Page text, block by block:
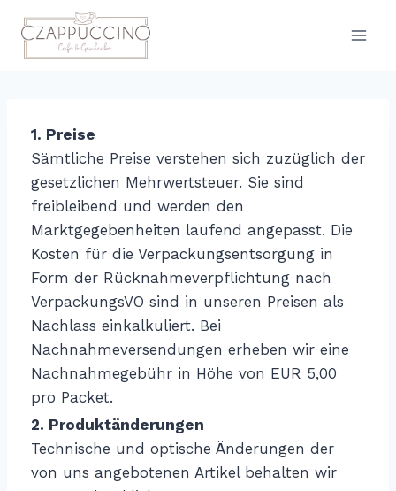
Inhalt
springen
1. Preise
Sämtliche Preise verstehen sich zuzüglich der
gesetzlichen Mehrwertsteuer. Sie sind
freibleibend und werden den
Marktgegebenheiten laufend angepasst. Die
Kosten für die Verpackungsentsorgung in
Form der Rücknahmeverpflichtung nach
VerpackungsVO sind in unseren Preisen als
Nachlass einkalkuliert. Bei
Nachnahmeversendungen erheben wir eine
Nachnahmegebühr in Höhe von EUR 5,00
pro Packet.
2. Produktänderungen
Technische und optische Änderungen der
von uns angebotenen Artikel behalten wir